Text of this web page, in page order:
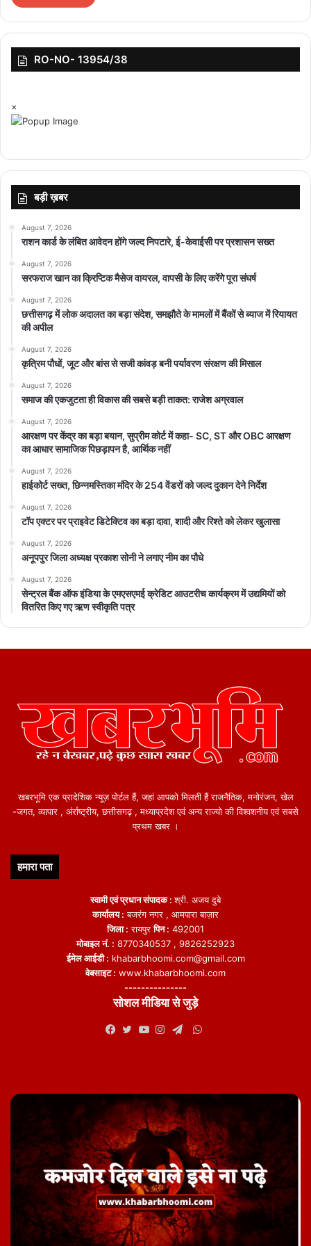
लें. इससे मन का डर और नकारात्मक विचार दूर हो जाते हैं.
RO-NO- 13954/38
×
बड़ी ख़बर
August 7, 2026
राशन कार्ड के लंबित आवेदन होंगे जल्द निपटारे, ई-केवाईसी पर प्रशासन सख्त
August 7, 2026
सरफराज खान का क्रिप्टिक मैसेज वायरल, वापसी के लिए करेंगे पूरा संघर्ष
August 7, 2026
छत्तीसगढ़ में लोक अदालत का बड़ा संदेश, समझौते के मामलों में बैंकों से ब्याज में रियायत
की अपील
August 7, 2026
कृत्रिम पौधों, जूट और बांस से सजी कांवड़ बनी पर्यावरण संरक्षण की मिसाल
August 7, 2026
समाज की एकजुटता ही विकास की सबसे बड़ी ताकत: राजेश अग्रवाल
August 7, 2026
आरक्षण पर केंद्र का बड़ा बयान, सुप्रीम कोर्ट में कहा- SC, ST और OBC आरक्षण
का आधार सामाजिक पिछड़ापन है, आर्थिक नहीं
August 7, 2026
हाईकोर्ट सख्त, छिन्नमस्तिका मंदिर के 254 वेंडरों को जल्द दुकान देने निर्देश
August 7, 2026
टॉप एक्टर पर प्राइवेट डिटेक्टिव का बड़ा दावा, शादी और रिश्ते को लेकर खुलासा
August 7, 2026
अनूपपुर जिला अध्यक्ष प्रकाश सोनी ने लगाए नीम का पौधे
August 7, 2026
सेन्ट्रल बैंक ऑफ इंडिया के एमएसएमई क्रेडिट आउटरीच कार्यक्रम में उद्यमियों को
वितरित किए गए ऋण स्वीकृति पत्र
खबरभूमि एक प्रादेशिक न्यूज़ पोर्टल हैं, जहां आपको मिलती हैं राजनैतिक, मनोरंजन, खेल
-जगत, व्यापार , अंर्राष्ट्रीय, छत्तीसगढ़ , मध्याप्रदेश एवं अन्य राज्यो की विश्वशनीय एवं सबसे
प्रथम खबर ।
हमारा पता
स्वामी एवं प्रधान संपादक :श्री. अजय दुबे
कार्यालय : बजरंग नगर , आमपारा बाज़ार
जिला : रायपुरपिन : 492001
मोबाइल नं. : 8770340537 , 9826252923
ईमेल आईडी : khabarbhoomi.com@gmail.com
वेबसाइट : www.khabarbhoomi.com
---------------
सोशल मीडिया से जुड़े
WhatsApp